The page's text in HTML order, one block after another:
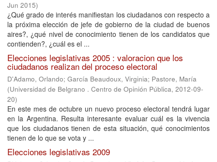
Jun 2015)
¿Qué grado de interés manifiestan los ciudadanos con respecto a
la próxima elección de jefe de gobierno de la ciudad de buenos
aires?, ¿qué nivel de conocimiento tienen de los candidatos que
contienden?, ¿cuál es el ...
Elecciones legislativas 2005 : valoracion que los
ciudadanos realizan del proceso electoral
D'Adamo, Orlando; García Beaudoux, Virginia; Pastore, María
(Universidad de Belgrano . Centro de Opinión Pública, 2012-09-
20)
En este mes de octubre un nuevo proceso electoral tendrá lugar
en la Argentina. Resulta interesante evaluar cuál es la vivencia
que los ciudadanos tienen de esta situación, qué conocimientos
tienen de lo que se vota y ...
Elecciones legislativas 2009